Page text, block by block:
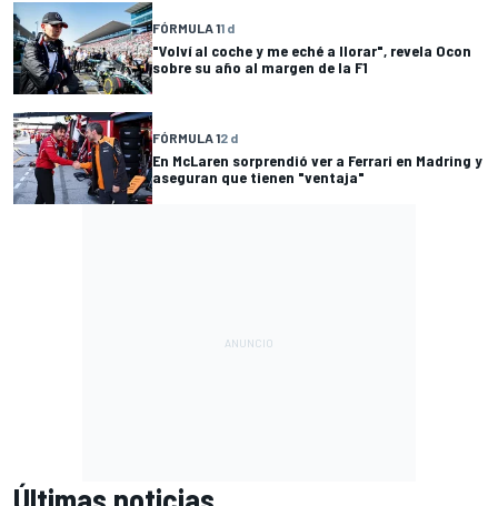
FÓRMULA 11 d
"Volví al coche y me eché a llorar", revela Ocon
sobre su año al margen de la F1
FÓRMULA 12 d
En McLaren sorprendió ver a Ferrari en Madring y
aseguran que tienen "ventaja"